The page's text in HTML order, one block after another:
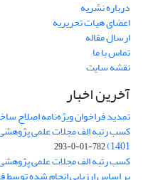
درباره نشریه
اعضای هیات تحریریه
ارسال مقاله
تماس با ما
نقشه سایت
آخرین اخبار
تمدید فراخوان ویژه‌نامه اصلاح
1401)
782-01-0-293
کسب رتبه الف مجلات علمی پژوهشی در